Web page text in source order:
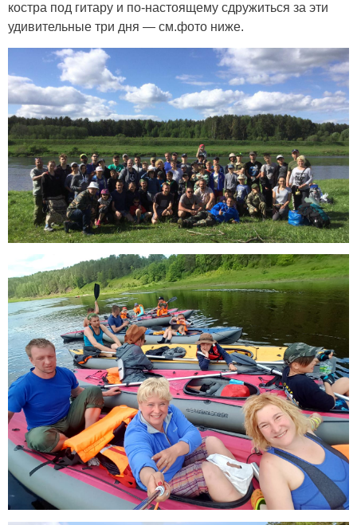
костра под гитару и по-настоящему сдружиться за эти
удивительные три дня — см.фото ниже.